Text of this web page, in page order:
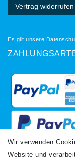
Vertrag widerrufen
Es gilt unsere
Wir verwenden
Website und